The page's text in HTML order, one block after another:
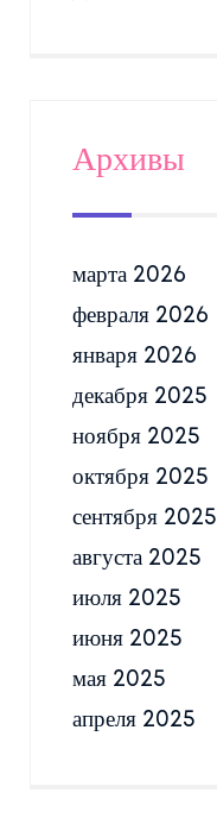
Архивы
марта 2026
февраля 2026
января 2026
декабря 2025
ноября 2025
октября 2025
сентября 2025
августа 2025
июля 2025
июня 2025
мая 2025
апреля 2025